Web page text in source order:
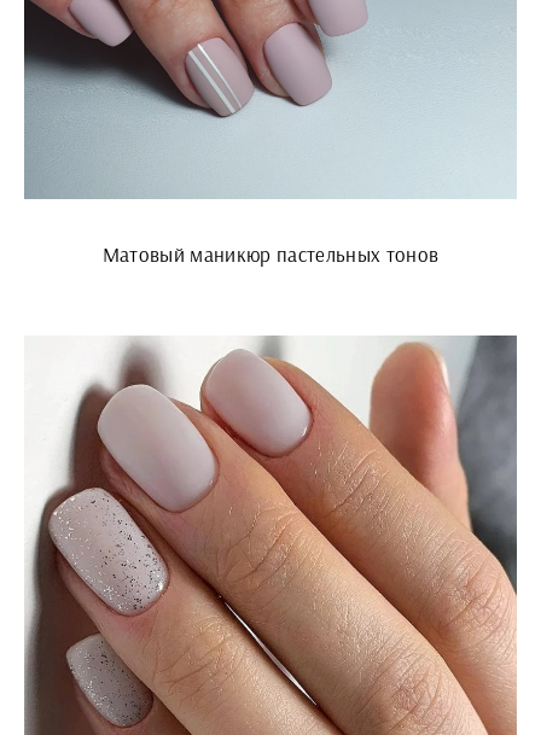
Матовый маникюр пастельных тонов